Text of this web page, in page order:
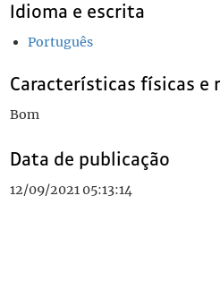
Idioma e escrita
Português
Características físicas e
Bom
Data de publicação
12/09/2021 05:13:14